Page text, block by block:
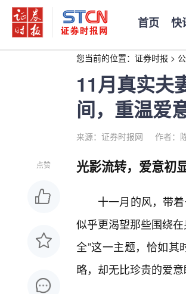
首页 快
您当前的位置： 证券时报 >
11月真实夫
间，重温爱
来源：证券时报网 作者：
点赞 光影流转，爱意初
十一月的风，带
似乎更渴望那些围绕
全”这一主题，恰如
略，却无比珍贵的爱意